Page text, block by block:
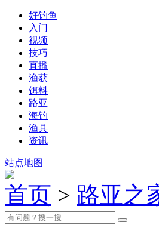
好钓鱼
入门
视频
技巧
直播
渔获
饵料
路亚
海钓
渔具
资讯
站点地图
首页 > 路亚之